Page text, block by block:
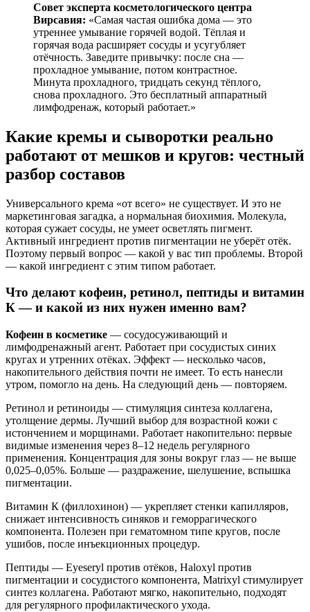
Совет эксперта косметологического центра
Вирсавия: «Самая частая ошибка дома — это
утреннее умывание горячей водой. Тёплая и
горячая вода расширяет сосуды и усугубляет
отёчность. Заведите привычку: после сна —
прохладное умывание, потом контрастное.
Минута прохладного, тридцать секунд тёплого,
снова прохладного. Это бесплатный аппаратный
лимфодренаж, который работает.»
Какие кремы и сыворотки реально
работают от мешков и кругов: честный
разбор составов
Универсального крема «от всего» не существует. И это не
маркетинговая загадка, а нормальная биохимия. Молекула,
которая сужает сосуды, не умеет осветлять пигмент.
Активный ингредиент против пигментации не уберёт отёк.
Поэтому первый вопрос — какой у вас тип проблемы. Второй
— какой ингредиент с этим типом работает.
Что делают кофеин, ретинол, пептиды и витамин
К — и какой из них нужен именно вам?
Кофеин в косметике — сосудосуживающий и
лимфодренажный агент. Работает при сосудистых синих
кругах и утренних отёках. Эффект — несколько часов,
накопительного действия почти не имеет. То есть нанесли
утром, помогло на день. На следующий день — повторяем.
Ретинол и ретиноиды — стимуляция синтеза коллагена,
утолщение дермы. Лучший выбор для возрастной кожи с
истончением и морщинами. Работает накопительно: первые
видимые изменения через 8–12 недель регулярного
применения. Концентрация для зоны вокруг глаз — не выше
0,025–0,05%. Больше — раздражение, шелушение, вспышка
пигментации.
Витамин К (филлохинон) — укрепляет стенки капилляров,
снижает интенсивность синяков и геморрагического
компонента. Полезен при гематомном типе кругов, после
ушибов, после инъекционных процедур.
Пептиды — Eyeseryl против отёков, Haloxyl против
пигментации и сосудистого компонента, Matrixyl стимулирует
синтез коллагена. Работают мягко, накопительно, подходят
для регулярного профилактического ухода.